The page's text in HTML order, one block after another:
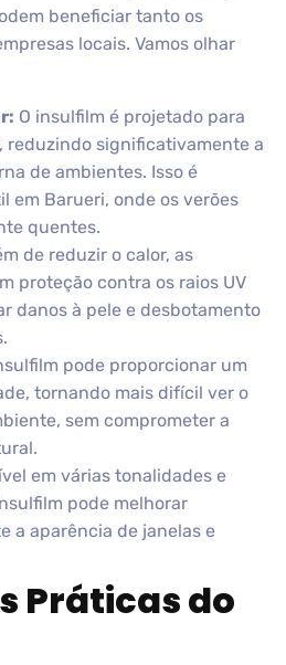
beneficiar tanto os
locais. Vamos olhar
O insulfilm é projetado para
reduzindo significativamente a
de ambientes. Isso é
em Barueri, onde os verões
quentes.
de reduzir o calor, as
proteção contra os raios UV
danos à pele e desbotamento
pode proporcionar um
tornando mais difícil ver o
sem comprometer a
em várias tonalidades e
pode melhorar
a aparência de janelas e
Práticas do